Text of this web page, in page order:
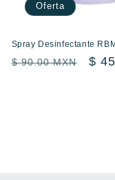
Oferta
Spray Desinfectante
Precio
$ 90.00 MXN $